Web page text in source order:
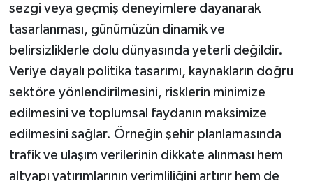
sezgi veya geçmiş deneyimlere dayanarak
tasarlanması, günümüzün dinamik ve
belirsizliklerle dolu dünyasında yeterli değildir.
Veriye dayalı politika tasarımı, kaynakların doğru
sektöre yönlendirilmesini, risklerin minimize
edilmesini ve toplumsal faydanın maksimize
edilmesini sağlar. Örneğin şehir planlamasında
trafik ve ulaşım verilerinin dikkate alınması hem
altyapı yatırımlarının verimliliğini artırır hem de